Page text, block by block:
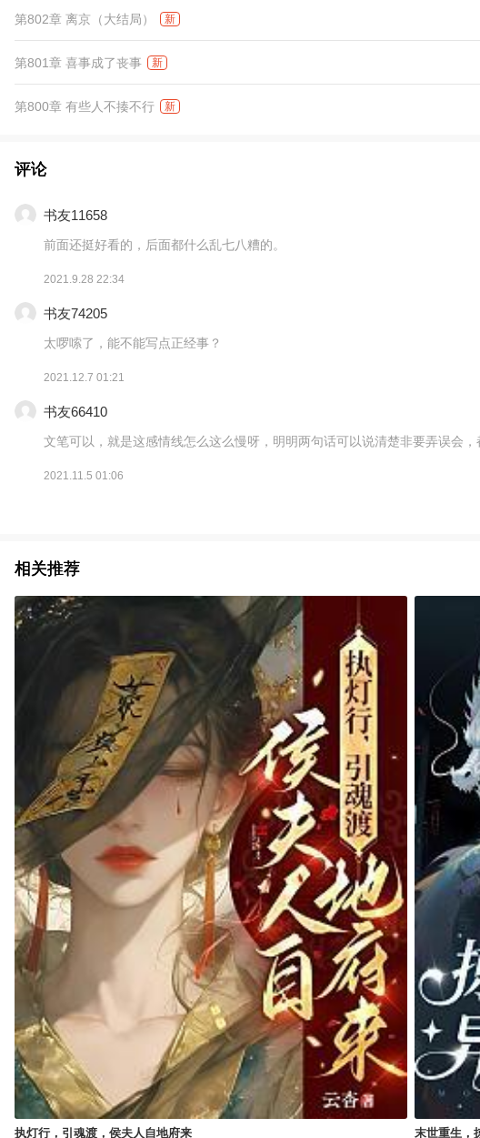
第802章 离京（大结局） 新
第801章 喜事成了丧事 新
第800章 有些人不揍不行 新
评论
书友11658
前面还挺好看的，后面都什么乱七八糟的。
2021.9.28 22:34
书友74205
太啰嗦了，能不能写点正经事？
2021.12.7 01:21
书友66410
文笔可以，就是这感情线怎么这么慢呀，明明两句话可以说清楚非要弄误会，
2021.11.5 01:06
相关推荐
执灯行，引魂渡，侯夫人自地府来 末世重生，